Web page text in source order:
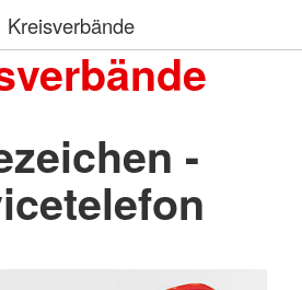
Kreisverbände
-